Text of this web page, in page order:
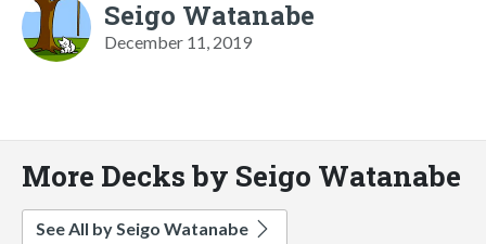
Seigo Watanabe
December 11, 2019
More Decks by Seigo Watanabe
See All by Seigo Watanabe